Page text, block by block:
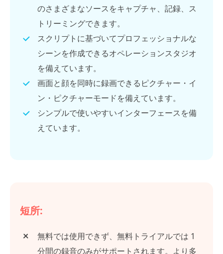
のさまざまなソースをキャプチャ、記録、ス
トリーミングできます。
スクリプトに基づいてプロフェッショナルな
シーンを作成できるオペレーションスタジオ
を備えています。
画面と顔を同時に録画できるピクチャー・イ
ン・ピクチャーモードを備えています。
シンプルで使いやすいインターフェースを備
えています。
短所:
無料では使用できず、無料トライアルでは 1
分間の録音のみがサポートされます。より多